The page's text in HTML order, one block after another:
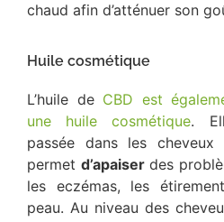
chaud afin d’atténuer son
Huile cosmétique
L’huile de CBD est
une huile cosmétique.
passée dans les
permet d’apaiserdes
les eczémas, les
peau. Au niveau des